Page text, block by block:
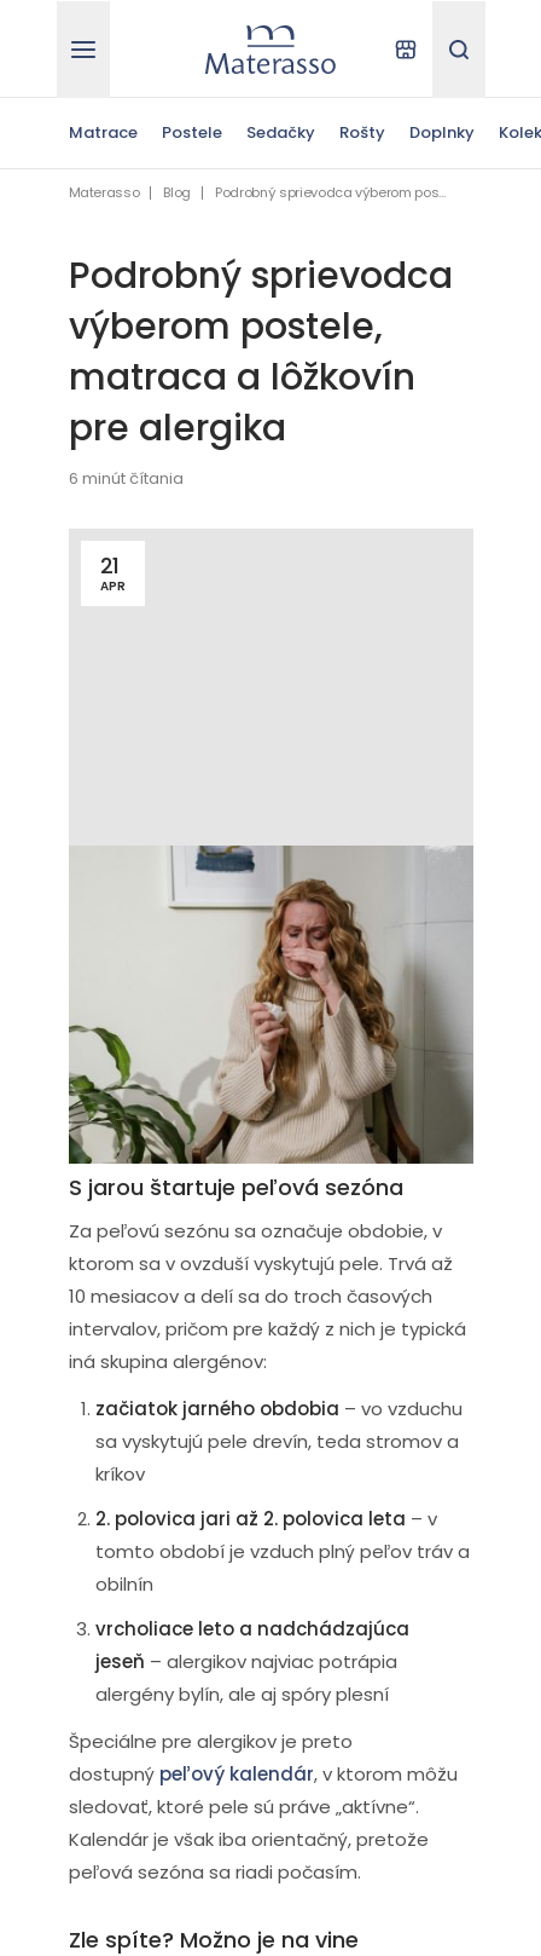
Materasso Kde kúpiťHľadať
Matrace Postele Sedačky Rošty Doplnky
Materasso Blog Podrobný sprievodca výberom postele, matraca a lôžkovín pre alergika
Podrobný sprievodca
výberom postele,
matraca a lôžkovín
pre alergika
6 minút čítania
21
APR
Posteľ je najdôležitejším nábytkom v
spálni. Musí byť odolná a poskytovať
kvalitný odpočinok. U alergikov sa navyše
kladie dôraz na to, aby sa v nej nedržali
roztoče, baktérie a ďalšie alergény. Z čoho
by mala byť posteľ vyrobená a aký
matrac a obliečky sú pre alergikov
najvhodnejšie?
S jarou štartuje peľová sezóna
Za peľovú sezónu sa označuje obdobie, v
ktorom sa v ovzduší vyskytujú pele. Trvá až
10 mesiacov a delí sa do troch časových
intervalov, pričom pre každý z nich je typická
iná skupina alergénov:
začiatok jarného obdobia – vo vzduchu
sa vyskytujú pele drevín, teda stromov a
kríkov
2. polovica jari až 2. polovica leta – v
tomto období je vzduch plný peľov tráv a
obilnín
vrcholiace leto a nadchádzajúca
jeseň – alergikov najviac potrápia
alergény bylín, ale aj spóry plesní
Špeciálne pre alergikov je preto
dostupný peľový kalendár, v ktorom môžu
sledovať, ktoré pele sú práve „aktívne“.
Kalendár je však iba orientačný, pretože
peľová sezóna sa riadi počasím.
Zle spíte? Možno je na vine